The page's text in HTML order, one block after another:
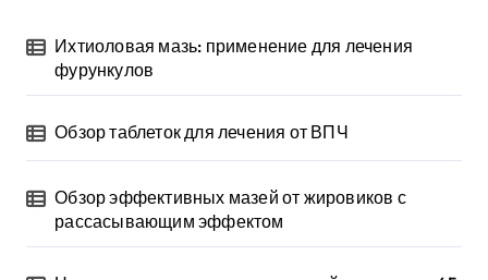
Ихтиоловая мазь: применение для лечения
фурункулов
Обзор таблеток для лечения от ВПЧ
Обзор эффективных мазей от жировиков с
рассасывающим эффектом